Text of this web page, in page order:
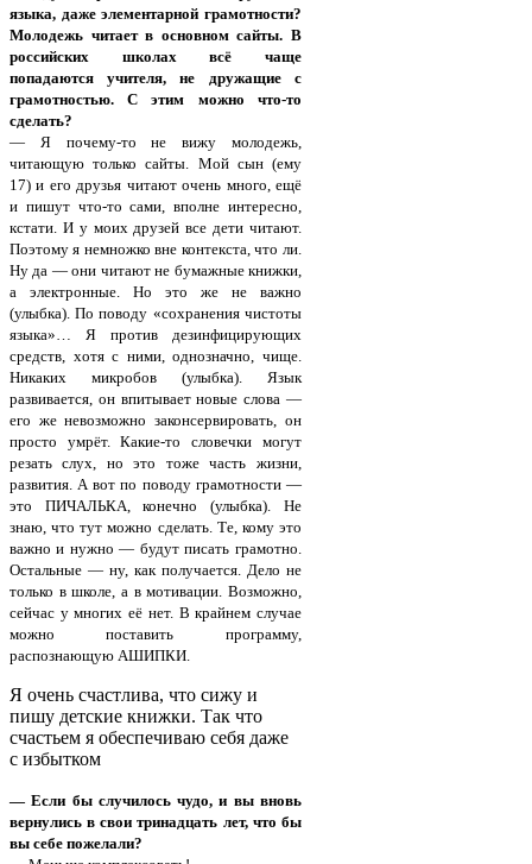
языка, даже элементарной грамотности?
Молодежь читает в основном сайты. В
российских школах всё чаще
попадаются учителя, не дружащие с
грамотностью. С этим можно что-то
сделать?
— Я почему-то не вижу молодежь,
читающую только сайты. Мой сын (ему
17) и его друзья читают очень много, ещё
и пишут что-то сами, вполне интересно,
кстати. И у моих друзей все дети читают.
Поэтому я немножко вне контекста, что ли.
Ну да — они читают не бумажные книжки,
а электронные. Но это же не важно
(улыбка). По поводу «сохранения чистоты
языка»… Я против дезинфицирующих
средств, хотя с ними, однозначно, чище.
Никаких микробов (улыбка). Язык
развивается, он впитывает новые слова —
его же невозможно законсервировать, он
просто умрёт. Какие-то словечки могут
резать слух, но это тоже часть жизни,
развития. А вот по поводу грамотности —
это ПИЧАЛЬКА, конечно (улыбка). Не
знаю, что тут можно сделать. Те, кому это
важно и нужно — будут писать грамотно.
Остальные — ну, как получается. Дело не
только в школе, а в мотивации. Возможно,
сейчас у многих её нет. В крайнем случае
можно поставить программу,
распознающую АШИПКИ.
Я очень счастлива, что сижу и
пишу детские книжки. Так что
счастьем я обеспечиваю себя даже
с избытком
— Если бы случилось чудо, и вы вновь
вернулись в свои тринадцать лет, что бы
вы себе пожелали?